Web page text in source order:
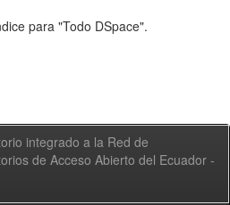
para "Todo DSpace".
integrado a la Red de
de Acceso Abierto del Ecuador -